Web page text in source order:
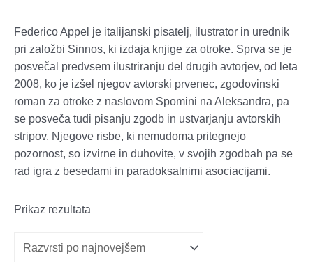
Federico Appel je italijanski pisatelj, ilustrator in urednik
pri založbi Sinnos, ki izdaja knjige za otroke. Sprva se je
posvečal predvsem ilustriranju del drugih avtorjev, od leta
2008, ko je izšel njegov avtorski prvenec, zgodovinski
roman za otroke z naslovom Spomini na Aleksandra, pa
se posveča tudi pisanju zgodb in ustvarjanju avtorskih
stripov. Njegove risbe, ki nemudoma pritegnejo
pozornost, so izvirne in duhovite, v svojih zgodbah pa se
rad igra z besedami in paradoksalnimi asociacijami.
Prikaz rezultata